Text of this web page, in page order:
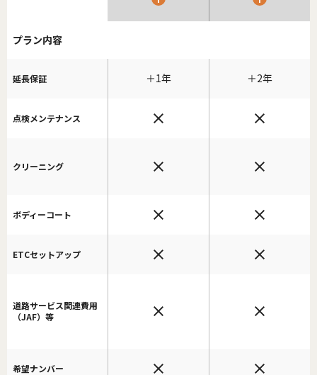
プラン内容
延長保証 ＋1年 ＋2年
点検メンテナンス
クリーニング
ボディーコート
ETCセットアップ
道路サービス関連費用
（JAF）等
希望ナンバー